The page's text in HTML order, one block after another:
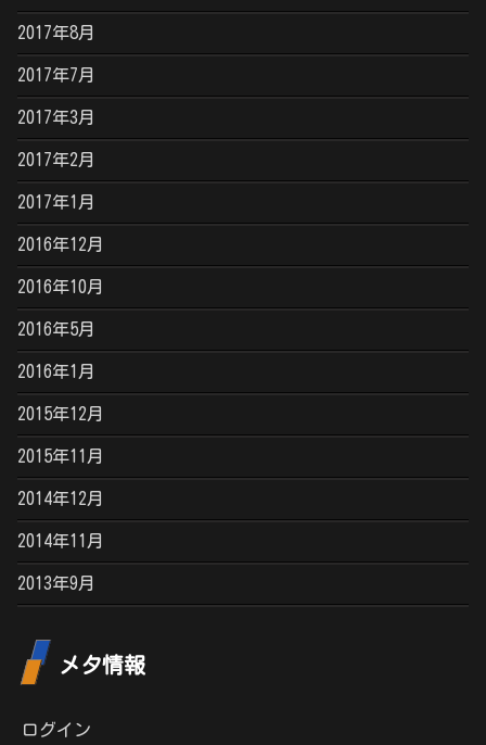
2017年8月
2017年7月
2017年3月
2017年2月
2017年1月
2016年12月
2016年10月
2016年5月
2016年1月
2015年12月
2015年11月
2014年12月
2014年11月
2013年9月
メタ情報
ログイン